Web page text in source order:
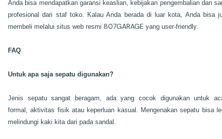
Anda bisa mendapatkan garansi keaslian, kebijakan pengembalian dan
profesional dari staf toko. Kalau Anda berada di luar kota, Anda bisa
membeli melalui situs web resmi 807GARAGE yang user-friendly.
FAQ
Untuk apa saja sepatu digunakan?
Jenis sepatu sangat beragam, ada yang cocok digunakan untuk
formal, aktivitas fisik atau keperluan kasual. Mengenakan sepatu bisa
melindungi kaki kita dari pada sandal.